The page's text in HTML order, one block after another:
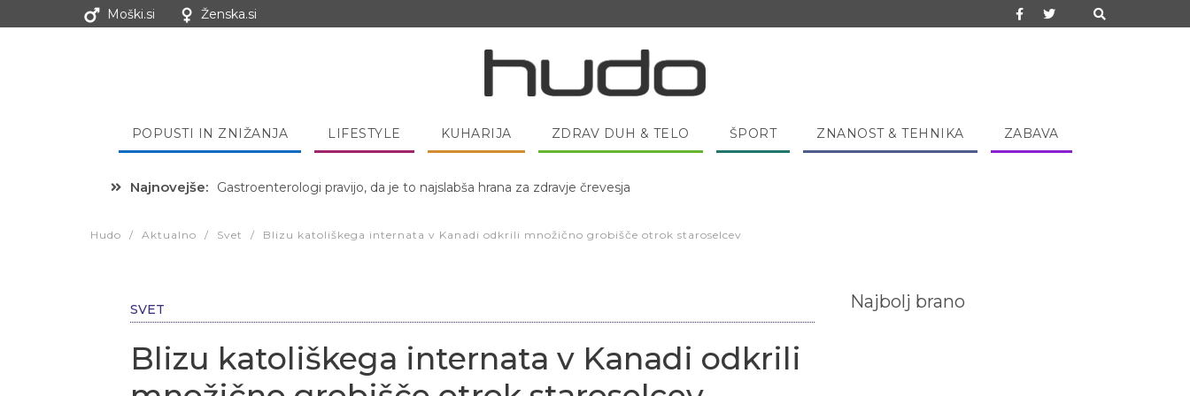
Moški.si Ženska.si
POPUSTI IN ZNIŽANJA LIFESTYLE KUHARIJA ZDRAV DUH & TELO ŠPORT ZNANOST & TEHNIKA ZABAVA
Najnovejše: Hibernacijska dieta: Zakaj je pred spanjem dobro pojesti žlico medu?
Hudo / Aktualno / Svet / Blizu katoliškega internata v Kanadi odkrili množično grobišče otrok staroselcev
SVET
Blizu katoliškega internata v Kanadi odkrili
Najbolj brano